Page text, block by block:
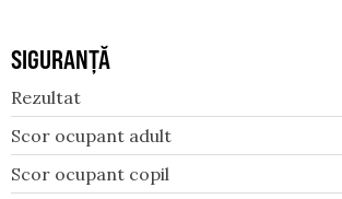
SIGURANȚĂ
Rezultat
Scor ocupant adult
Scor ocupant copil